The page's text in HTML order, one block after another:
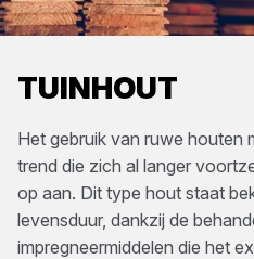
TUINHOUT
Het gebruik van ruwe houten
trend die zich al langer
op aan. Dit type hout staat
levensduur, dankzij de
impregneermiddelen die het